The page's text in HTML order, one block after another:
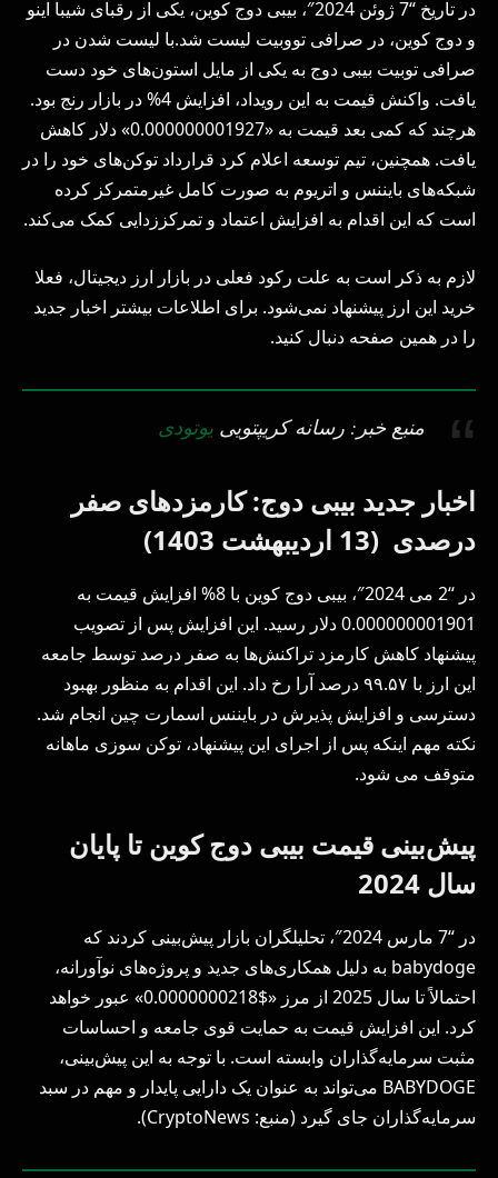
در تاریخ “7 ژوئن 2024″، بیبی دوج کوین، یکی از رقبای شیبا اینو
و دوج کوین، در صرافی تووبیت لیست شد.با لیست شدن در
صرافی توبیت بیبی دوج به یکی از مایل استون‌های خود دست
یافت. واکنش قیمت به این رویداد، افزایش 4% در بازار رنج بود.
هرچند که کمی بعد قیمت به «0.000000001927» دلار کاهش
یافت. همچنین، تیم توسعه اعلام کرد قرارداد توکن‌های خود را در
شبکه‌های بایننس و اتریوم به صورت کامل غیرمتمرکز کرده
است که این اقدام به افزایش اعتماد و تمرکززدایی کمک می‌کند.
لازم به ذکر است به علت رکود فعلی در بازار ارز دیجیتال، فعلا
خرید این ارز پیشنهاد نمی‌شود. برای اطلاعات بیشتر اخبار جدید
را در همین صفحه دنبال کنید.
منبع خبر: رسانه کریپتویییوتودی
اخبار جدید بیبی دوج: کارمزدهای صفر
درصدی (13 اردیبهشت 1403)
در “2 می 2024″، بیبی دوج کوین با 8% افزایش قیمت به
0.000000001901 دلار رسید. این افزایش پس از تصویب
پیشنهاد کاهش کارمزد تراکنش‌ها به صفر درصد توسط جامعه
این ارز با ۹۹.۵۷ درصد آرا رخ داد. این اقدام به منظور بهبود
دسترسی و افزایش پذیرش در بایننس اسمارت چین انجام شد.
نکته مهم اینکه پس از اجرای این پیشنهاد، توکن سوزی ماهانه
متوقف می شود.
پیش‌بینی قیمت بیبی دوج کوین تا پایان
سال 2024
در “7 مارس 2024″، تحلیلگران بازار پیش‌بینی کردند که
babydoge به دلیل همکاری‌های جدید و پروژه‌های نوآورانه،
احتمالاً تا سال 2025 از مرز «$0.0000000218» عبور خواهد
کرد. این افزایش قیمت به حمایت قوی جامعه و احساسات
مثبت سرمایه‌گذاران وابسته است. با توجه به این پیش‌بینی،
BABYDOGE می‌تواند به عنوان یک دارایی پایدار و مهم در سبد
سرمایه‌گذاران جای گیرد (منبع: CryptoNews).